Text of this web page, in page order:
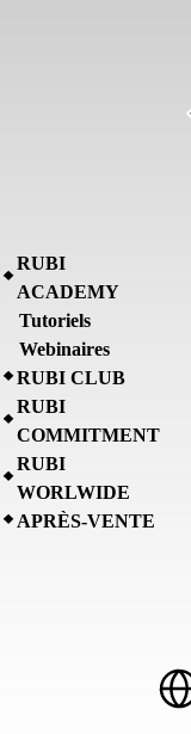
RUBI
ACADEMY
Tutoriels
Webinaires
RUBI CLUB
RUBI
COMMITMENT
RUBI
WORLWIDE
APRÈS-VENTE